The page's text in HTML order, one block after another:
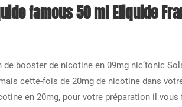
famous 50 ml Eliquide
booster de nicotine en 09mg nic’tonic
cette-fois de 20mg de nicotine dans
en 20mg, pour votre préparation il